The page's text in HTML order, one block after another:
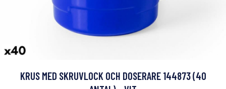
KRUS MED SKRUVLOCK OCH DOSERARE 144873 (40